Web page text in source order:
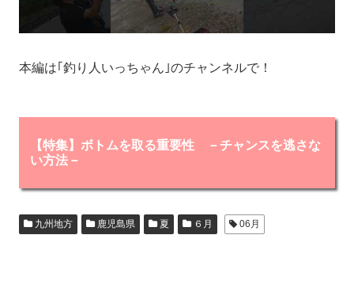
本編は｢釣り人いっちゃん｣のチャンネルで！
【特集】ボトムを取る重要性 －チャンスを逃さな
い方法－
九州地方 鹿児島県 夏 ６月 06月